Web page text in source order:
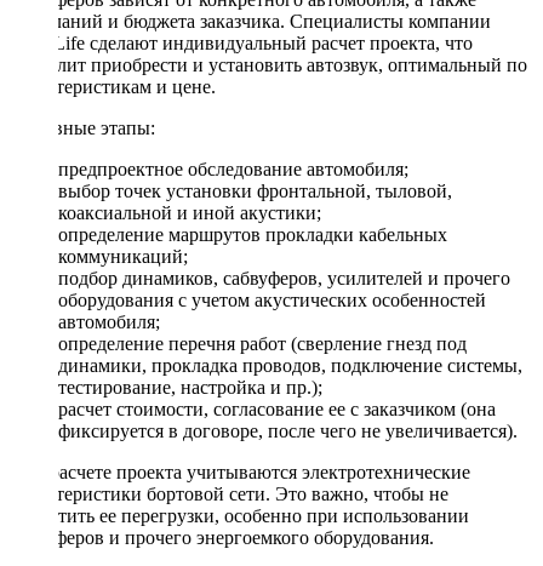
пожеланий и бюджета заказчика. Специалисты компании
DriveLife сделают индивидуальный расчет проекта, что
позволит приобрести и установить автозвук, оптимальный по
характеристикам и цене.
Основные этапы:
предпроектное обследование автомобиля;
выбор точек установки фронтальной, тыловой,
коаксиальной и иной акустики;
определение маршрутов прокладки кабельных
коммуникаций;
подбор динамиков, сабвуферов, усилителей и прочего
оборудования с учетом акустических особенностей
автомобиля;
определение перечня работ (сверление гнезд под
динамики, прокладка проводов, подключение системы,
тестирование, настройка и пр.);
расчет стоимости, согласование ее с заказчиком (она
фиксируется в договоре, после чего не увеличивается).
При расчете проекта учитываются электротехнические
характеристики бортовой сети. Это важно, чтобы не
допустить ее перегрузки, особенно при использовании
сабвуферов и прочего энергоемкого оборудования.